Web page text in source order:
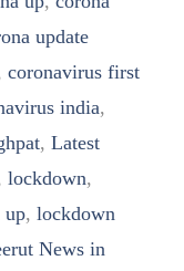
update
coronavirus first
india,
, Latest
lockdown,
up, lockdown
News in